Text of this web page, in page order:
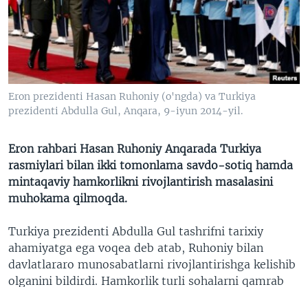
VIDEO
XABARLAR SURATLARDA
ODNOKLASSNIKI
TELEGRAM
TWITTER
SOUNDCLOUD
VOA
Eron prezidenti Hasan Ruhoniy (o'ngda) va Turkiya
prezidenti Abdulla Gul, Anqara, 9-iyun 2014-yil.
Eron rahbari Hasan Ruhoniy Anqarada Turkiya
rasmiylari bilan ikki tomonlama savdo-sotiq hamda
mintaqaviy hamkorlikni rivojlantirish masalasini
muhokama qilmoqda.
Turkiya prezidenti Abdulla Gul tashrifni tarixiy
ahamiyatga ega voqea deb atab, Ruhoniy bilan
davlatlararo munosabatlarni rivojlantirishga kelishib
olganini bildirdi. Hamkorlik turli sohalarni qamrab